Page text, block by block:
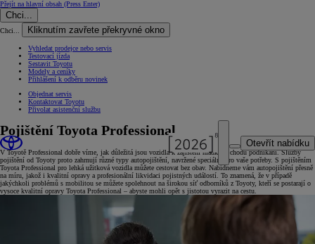
Přejít na hlavní obsah (Press Enter)
Chci...
Chci... Kliknutím zavřete překryvné okno
Vyhledat prodejce nebo servis
Testovací jízda
Sestavit Toyotu
Modely a ceníky
Přihlášení k odběru novinek
Objednat servis
Kontaktovat Toyotu
Přivolat asistenční službu
Otevřít nabídku
Pojištění Toyota Professional
V Toyotě Professional dobře víme, jak důležitá jsou vozidla k zajištění hladkého chodu podnikání. Služby
pojištění od Toyoty proto zahrnují různé typy autopojištění, navržené speciálně pro vaše potřeby. S pojištěním
Toyota Professional pro lehká užitková vozidla můžete cestovat bez obav. Nabídneme vám autopojištění přesně
na míru, jakož i kvalitní opravy a profesionální likvidaci pojistných událostí. To znamená, že v případě
jakýchkoli problémů s mobilitou se můžete spolehnout na širokou síť odborníků z Toyoty, kteří se postarají o
vysoce kvalitní opravy Toyota Professional – abyste mohli opět s jistotou vyrazit na cestu.